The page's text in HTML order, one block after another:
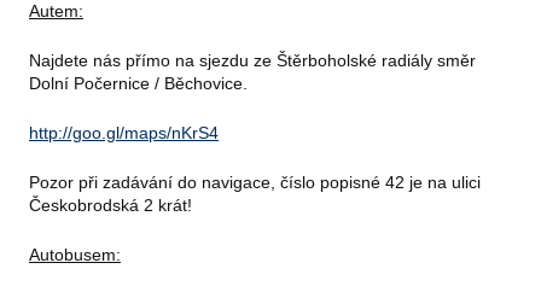
Autem:
Najdete nás přímo na sjezdu ze Štěrboholské radiály směr
Dolní Počernice / Běchovice.
http://goo.gl/maps/nKrS4
Pozor při zadávání do navigace, číslo popisné 42 je na ulici
Českobrodská 2 krát!
Autobusem: